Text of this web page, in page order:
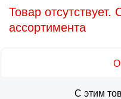
Товар
ассортимента
О
С этим